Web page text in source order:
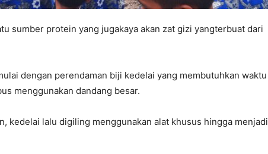
sumber protein yang jugakaya akan zat gizi yangterbuat dari
dengan perendaman biji kedelai yang membutuhkan waktu
menggunakan dandang besar.
kedelai lalu digiling menggunakan alat khusus hingga menjadi